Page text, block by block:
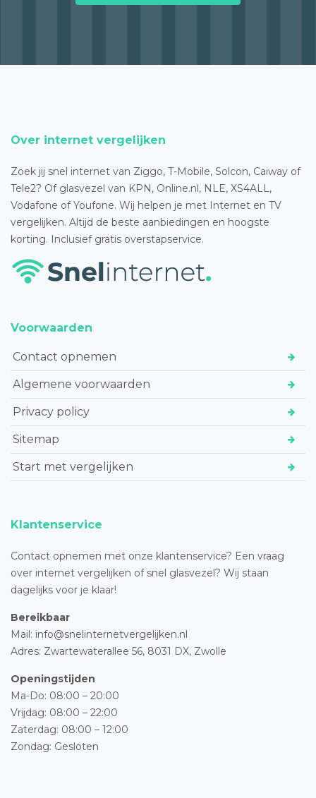
Over internet vergelijken
Zoek jij snel internet van Ziggo, T-Mobile, Solcon, Caiway of
Tele2? Of glasvezel van KPN, Online.nl, NLE, XS4ALL,
Vodafone of Youfone. Wij helpen je met Internet en TV
vergelijken. Altijd de beste aanbiedingen en hoogste
korting. Inclusief gratis overstapservice.
Voorwaarden
Contact opnemen
Algemene voorwaarden
Privacy policy
Sitemap
Start met vergelijken
Klantenservice
Contact opnemen met onze klantenservice? Een vraag
over internet vergelijken of snel glasvezel? Wij staan
dagelijks voor je klaar!
Bereikbaar
Mail: info@snelinternetvergelijken.nl
Adres: Zwartewaterallee 56, 8031 DX, Zwolle
Openingstijden
Ma-Do: 08:00 – 20:00
Vrijdag: 08:00 – 22:00
Zaterdag: 08:00 – 12:00
Zondag: Gesloten